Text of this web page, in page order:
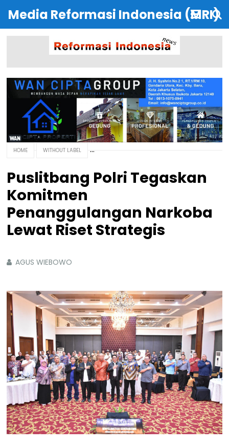
Media Reformasi Indonesia (MRI)
HOME WITHOUT LABEL
Puslitbang Polri Tegaskan
Komitmen
Penanggulangan Narkoba
Lewat Riset Strategis
AGUS WIEBOWO